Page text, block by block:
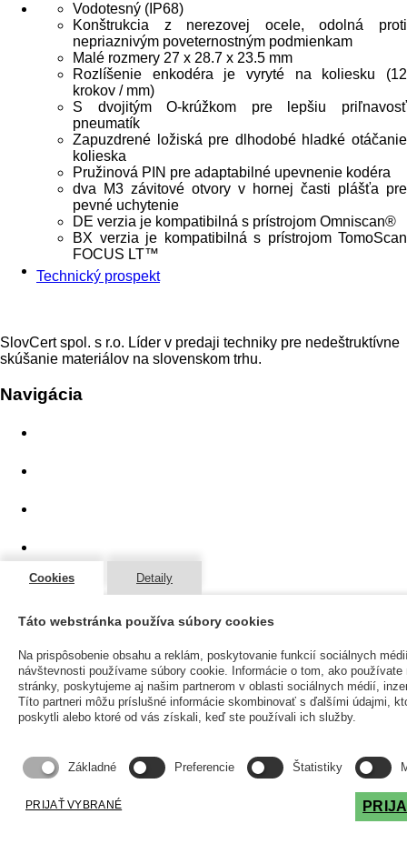
Vodotesný (IP68)
Konštrukcia z nerezovej ocele, odolná proti
nepriaznivým poveternostným podmienkam
Malé rozmery 27 x 28.7 x 23.5 mm
Rozlíšenie enkodéra je vyryté na koliesku (12
krokov / mm)
S dvojitým O-krúžkom pre lepšiu priľnavosť
pneumatík
Zapuzdrené ložiská pre dlhodobé hladké otáčanie
kolieska
Pružinová PIN pre adaptabilné upevnenie kodéra
dva M3 závitové otvory v hornej časti plášťa pre
pevné uchytenie
DE verzia je kompatibilná s prístrojom Omniscan®
BX verzia je kompatibilná s prístrojom TomoScan
FOCUS LT™
Technický prospekt
SlovCert spol. s r.o. Líder v predaji techniky pre nedeštruktívne
skúšanie materiálov na slovenskom trhu.
Navigácia
Eshop
Kontaktujte nás
+421-2-45525709
Podunajská 36 821 07
Bratislava Slovensko
Cookies Detaily
Táto webstránka používa súbory cookies
Na prispôsobenie obsahu a reklám, poskytovanie funkcií sociálnych
návštevnosti používame súbory cookie. Informácie o tom, ako používate
stránky, poskytujeme aj našim partnerom v oblasti sociálnych médií,
Títo partneri môžu príslušné informácie skombinovať s ďalšími údajmi,
poskytli alebo ktoré od vás získali, keď ste používali ich služby.
Základné Preferencie Štatistiky
PRIJAŤ VYBRANÉ